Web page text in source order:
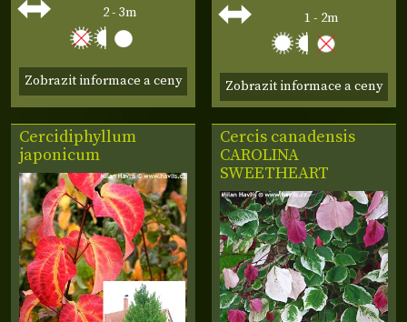
2 - 3m
Zobrazit informace a ceny
1 - 2m
Zobrazit informace a ceny
Cercidiphyllum
japonicum
Cercis canadensis
CAROLINA
SWEETHEART